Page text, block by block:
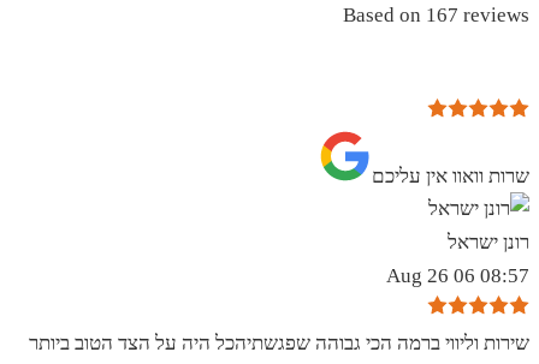
Based on 167 reviews
שרות וואוו אין עליכם
רונן ישראל
08:57 06 Aug 26
שירות וליווי ברמה הכי גבוהה שפגשתיהכל היה על הצד הטוב ביותר